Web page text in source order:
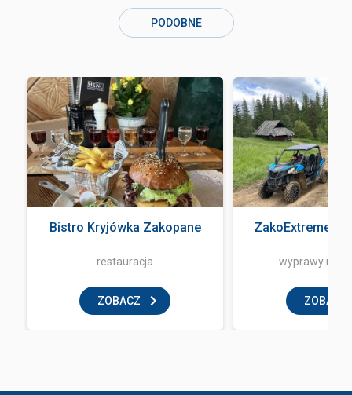
PODOBNE
Bistro Kryjówka Zakopane
restauracja
ZOBACZ
ZakoExtreme
wyprawy na
ZOBACZ